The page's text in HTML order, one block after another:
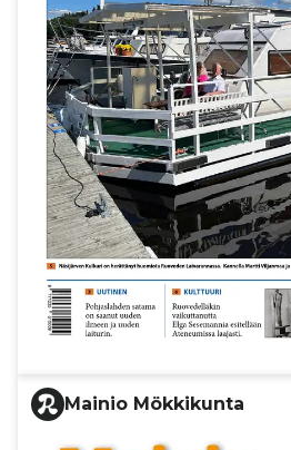
Mainio Mökkikunta